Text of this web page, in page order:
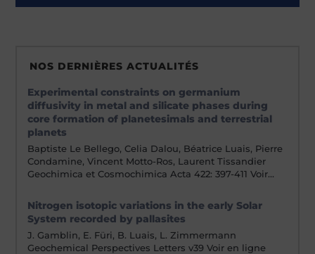
NOS DERNIÈRES ACTUALITÉS
Experimental constraints on germanium
diffusivity in metal and silicate phases during
core formation of planetesimals and terrestrial
planets
Baptiste Le Bellego, Celia Dalou, Béatrice Luais, Pierre
Condamine, Vincent Motto-Ros, Laurent Tissandier
Geochimica et Cosmochimica Acta 422: 397-411 Voir…
Nitrogen isotopic variations in the early Solar
System recorded by pallasites
J. Gamblin, E. Füri, B. Luais, L. Zimmermann
Geochemical Perspectives Letters v39 Voir en ligne